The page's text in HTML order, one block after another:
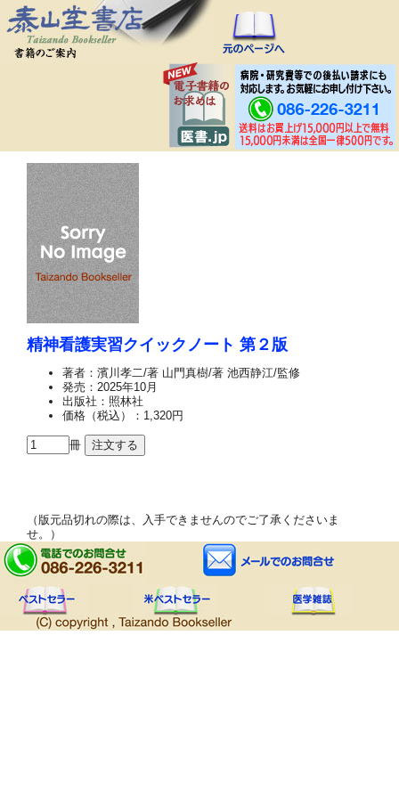
精神看護実習クイックノート 第２版
著者：濱川孝二/著 山門真樹/著 池西静江/監修
発売：2025年10月
出版社：照林社
価格（税込）：1,320円
冊
（版元品切れの際は、入手できませんのでご了承くださいま
せ。）